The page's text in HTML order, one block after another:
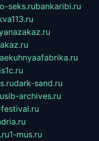
seks.rubankaribi.ru
dark-sand.ru
sib-archives.ru
1-mus.ru